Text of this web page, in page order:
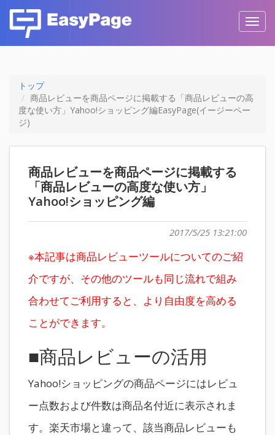
トップ
商品レビューを商品ページに掲載する「商品レビューの高
度な使い方」Yahoo!ショッピング編EasyPage(イージーペー
ジ)
商品レビューを商品ページに掲載する
「商品レビューの高度な使い方」
Yahoo!ショッピング編
2017/5/25 13:21:00
※本記事は商品レビューツールについてのご紹
介ですが、その他のツールも同じ流れで組み
合わせてご利用すると、より自由度を高める
ことができます。
■商品レビューの活用
Yahoo!ショッピングの商品ページにはレビュ
ー点数および件数は商品名付近に表示されま
す。楽天市場と違って、該当商品レビューも